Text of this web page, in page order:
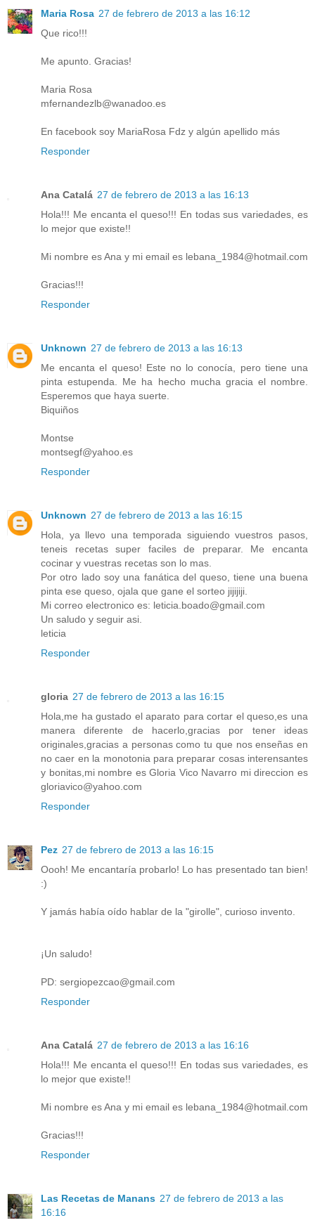
Maria Rosa 27 de febrero de 2013 a las 16:12
Que rico!!!
Me apunto. Gracias!
Maria Rosa
mfernandezlb@wanadoo.es
En facebook soy MariaRosa Fdz y algún apellido más
Responder
Ana Catalá 27 de febrero de 2013 a las 16:13
Hola!!! Me encanta el queso!!! En todas sus variedades, es
lo mejor que existe!!
Mi nombre es Ana y mi email es lebana_1984@hotmail.com
Gracias!!!
Responder
Unknown 27 de febrero de 2013 a las 16:13
Me encanta el queso! Este no lo conocía, pero tiene una
pinta estupenda. Me ha hecho mucha gracia el nombre.
Esperemos que haya suerte.
Biquiños
Montse
montsegf@yahoo.es
Responder
Unknown 27 de febrero de 2013 a las 16:15
Hola, ya llevo una temporada siguiendo vuestros pasos,
teneis recetas super faciles de preparar. Me encanta
cocinar y vuestras recetas son lo mas.
Por otro lado soy una fanática del queso, tiene una buena
pinta ese queso, ojala que gane el sorteo jijijiji.
Mi correo electronico es: leticia.boado@gmail.com
Un saludo y seguir asi.
leticia
Responder
gloria 27 de febrero de 2013 a las 16:15
Hola,me ha gustado el aparato para cortar el queso,es una
manera diferente de hacerlo,gracias por tener ideas
originales,gracias a personas como tu que nos enseñas en
no caer en la monotonia para preparar cosas interensantes
y bonitas,mi nombre es Gloria Vico Navarro mi direccion es
gloriavico@yahoo.com
Responder
Pez 27 de febrero de 2013 a las 16:15
Oooh! Me encantaría probarlo! Lo has presentado tan bien!
:)
Y jamás había oído hablar de la "girolle", curioso invento.
¡Un saludo!
PD: sergiopezcao@gmail.com
Responder
Ana Catalá 27 de febrero de 2013 a las 16:16
Hola!!! Me encanta el queso!!! En todas sus variedades, es
lo mejor que existe!!
Mi nombre es Ana y mi email es lebana_1984@hotmail.com
Gracias!!!
Responder
Las Recetas de Manans 27 de febrero de 2013 a las
16:16